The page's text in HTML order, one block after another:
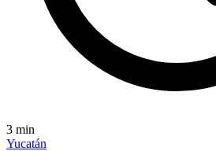
3 min
Yucatán